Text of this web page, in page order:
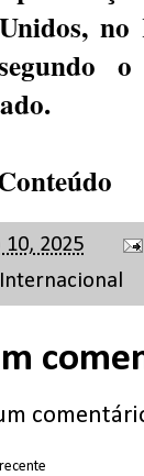
2025
Internacional